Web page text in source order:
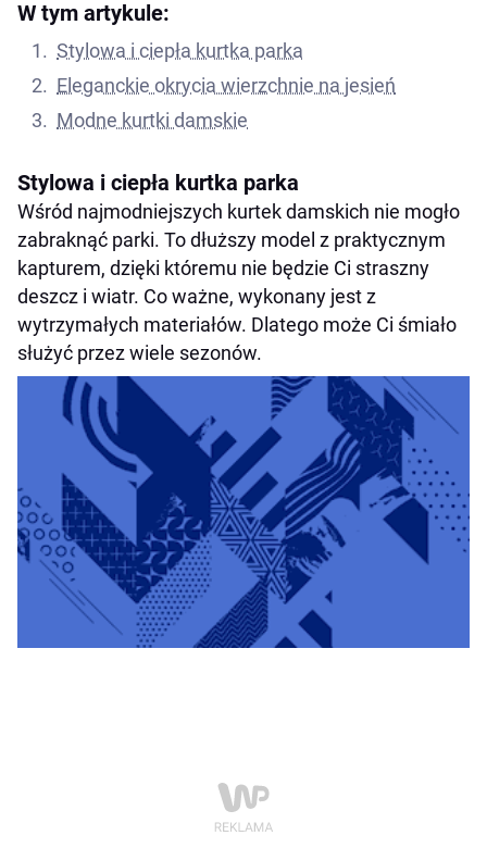
W tym artykule:
Stylowa i ciepła kurtka parka
Eleganckie okrycia wierzchnie na jesień
Modne kurtki damskie
Stylowa i ciepła kurtka parka
Wśród najmodniejszych kurtek damskich nie mogło
zabraknąć parki. To dłuższy model z praktycznym
kapturem, dzięki któremu nie będzie Ci straszny
deszcz i wiatr. Co ważne, wykonany jest z
wytrzymałych materiałów. Dlatego może Ci śmiało
służyć przez wiele sezonów.